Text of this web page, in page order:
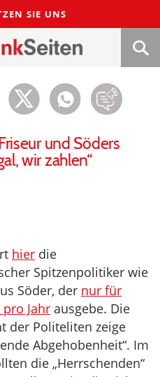
SIE UNS
und Söders
wir zahlen“
hier die
Spitzenpolitiker wie
Söder, der nur für
Jahr ausgebe. Die
der Politeliten zeige
Abgehobenheit“. Im
die „Herrschenden“